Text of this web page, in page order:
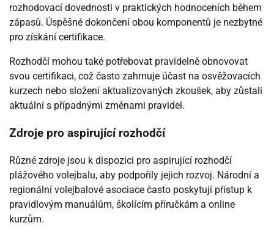
rozhodovací dovednosti v praktických hodnoceních během
zápasů. Úspěšné dokončení obou komponentů je nezbytné
pro získání certifikace.
Rozhodčí mohou také potřebovat pravidelně obnovovat
svou certifikaci, což často zahrnuje účast na osvěžovacích
kurzech nebo složení aktualizovaných zkoušek, aby zůstali
aktuální s případnými změnami pravidel.
Zdroje pro aspirující rozhodčí
Různé zdroje jsou k dispozici pro aspirující rozhodčí
plážového volejbalu, aby podpořily jejich rozvoj. Národní a
regionální volejbalové asociace často poskytují přístup k
pravidlovým manuálům, školícím příručkám a online
kurzům.